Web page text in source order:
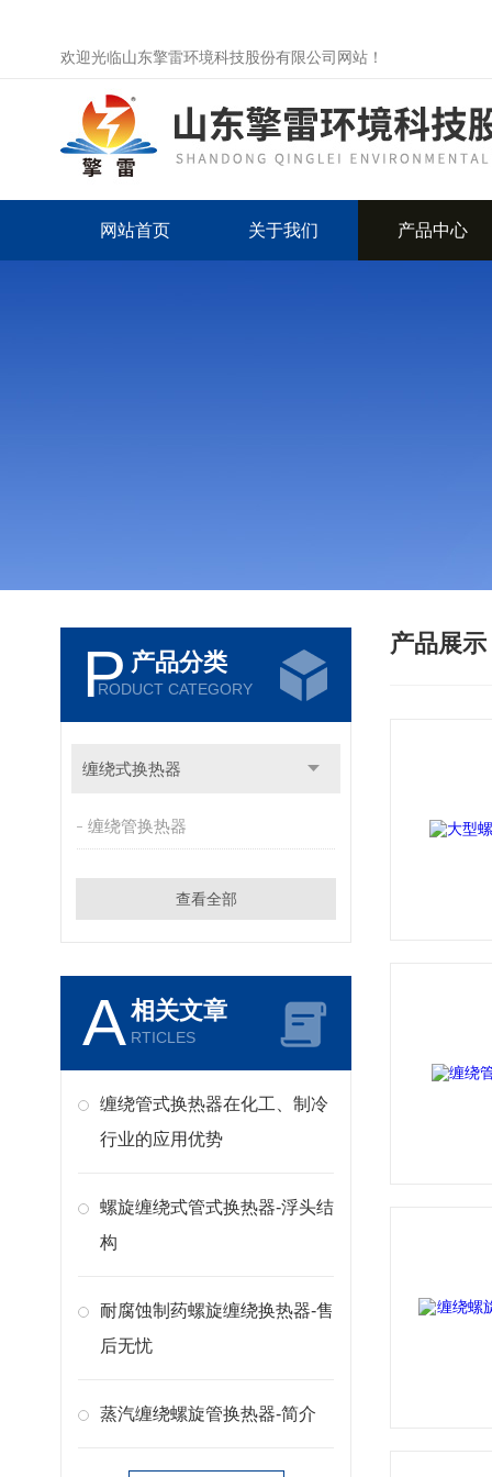
欢迎光临山东擎雷环境科技股份有限公司网站！
网站首页 关于我们 产品中心
P 产品分类
RODUCT CATEGORY
缠绕式换热器
缠绕管换热器
查看全部
A相关文章
RTICLES
缠绕管式换热器在化工、制冷
行业的应用优势
螺旋缠绕式管式换热器-浮头结
构
耐腐蚀制药螺旋缠绕换热器-售
后无忧
蒸汽缠绕螺旋管换热器-简介
产品展示